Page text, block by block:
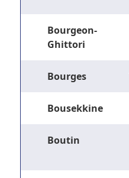
Bourgeon-
Ghittori
Bourges
Bousekkine
Boutin